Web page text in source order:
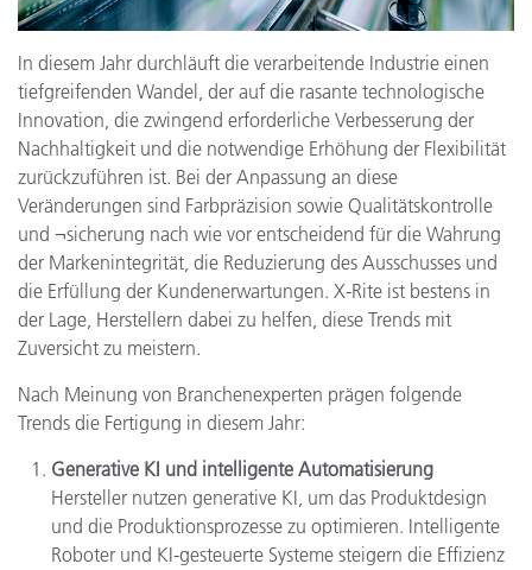
In diesem Jahr durchläuft die verarbeitende Industrie einen
tiefgreifenden Wandel, der auf die rasante technologische
Innovation, die zwingend erforderliche Verbesserung der
Nachhaltigkeit und die notwendige Erhöhung der Flexibilität
zurückzuführen ist. Bei der Anpassung an diese
Veränderungen sind Farbpräzision sowie Qualitätskontrolle
und ¬sicherung nach wie vor entscheidend für die Wahrung
der Markenintegrität, die Reduzierung des Ausschusses und
die Erfüllung der Kundenerwartungen. X-Rite ist bestens in
der Lage, Herstellern dabei zu helfen, diese Trends mit
Zuversicht zu meistern.
Nach Meinung von Branchenexperten prägen folgende
Trends die Fertigung in diesem Jahr:
Generative KI und intelligente Automatisierung
Hersteller nutzen generative KI, um das Produktdesign
und die Produktionsprozesse zu optimieren. Intelligente
Roboter und KI-gesteuerte Systeme steigern die Effizienz